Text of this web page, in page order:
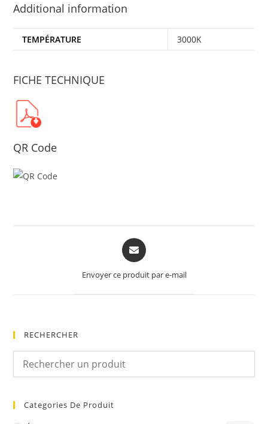
Additional information
TEMPÉRATURE 3000K
FICHE TECHNIQUE
QR Code
Opens
in
new
Envoyer ce produit par e-mail
RECHERCHER
Categories De Produit